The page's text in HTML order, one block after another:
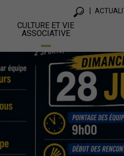
CULTURE ET VIE
ASSOCIATIVE